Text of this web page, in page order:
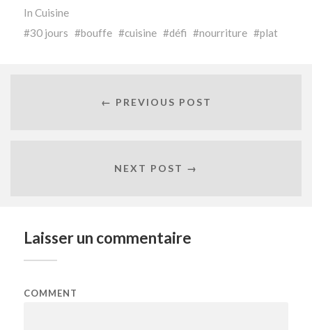
In Cuisine
30 jours
bouffe cuisine défi nourriture plat
← PREVIOUS POST
NEXT POST →
Laisser un commentaire
COMMENT